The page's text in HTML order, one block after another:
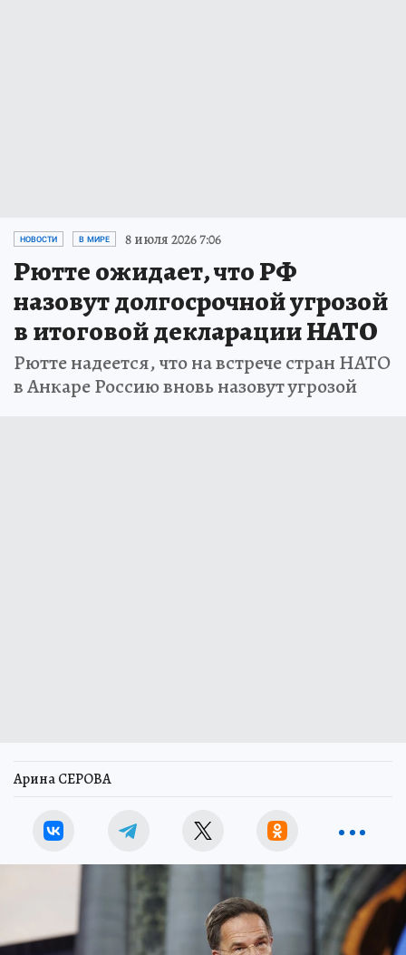
НОВОСТИ В МИРЕ 8 июля 2026 7:06
Рютте ожидает, что РФ
назовут долгосрочной угрозой
в итоговой декларации НАТО
Рютте надеется, что на встрече стран НАТО
в Анкаре Россию вновь назовут угрозой
Арина СЕРОВА